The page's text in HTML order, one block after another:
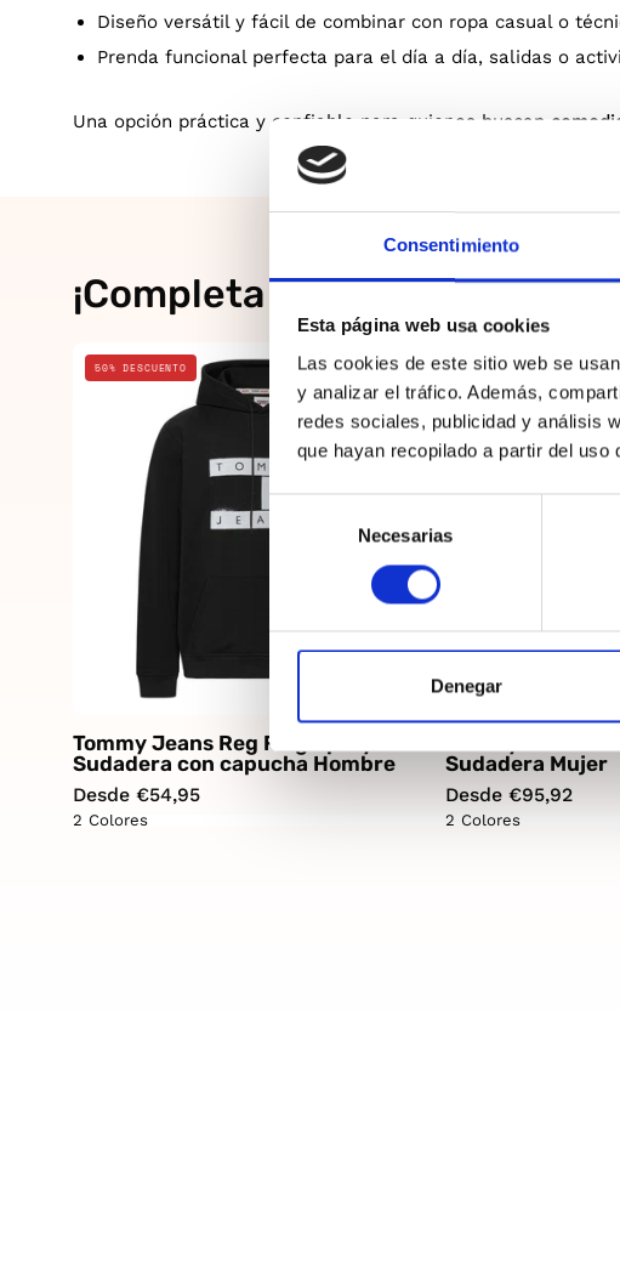
Consentimiento
Esta página web usa cookies
Las cookies de este sitio web se
y analizar el tráfico. Además,
redes sociales, publicidad y análisis
que hayan recopilado a partir del
Selección
de
consentimiento
Necesarias
Denegar
Diseño versátil y fácil de combinar con ropa casual o
Prenda funcional perfecta para el día a día, salidas o
Una opción práctica y confiable para quienes buscan
¡Completa el look!
Negro
50% DESCUENTO
Tommy Jeans Reg Flag Spray
Sudadera con capucha Hombre
Desde €54,95
2 Colores
20% DESCUENTO
Sudadera Mujer
Desde €95,92
2 Colores